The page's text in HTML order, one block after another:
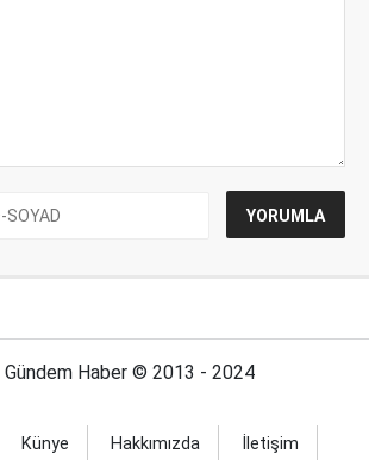
Gündem Haber © 2013 - 2024
Künye Hakkımızda
İletişim